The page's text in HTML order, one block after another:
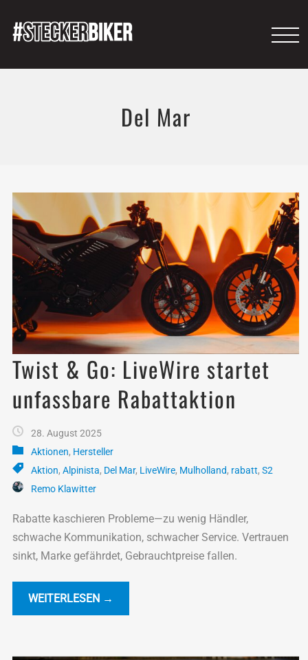
Del Mar
Twist & Go: LiveWire startet
unfassbare Rabattaktion
28. August 2025
Aktionen, Hersteller
Aktion, Alpinista, Del Mar, LiveWire, Mulholland, rabatt, S2
Remo Klawitter
Rabatte kaschieren Probleme—zu wenig Händler,
schwache Kommunikation, schwacher Service. Vertrauen
sinkt, Marke gefährdet, Gebrauchtpreise fallen.
WEITERLESEN →